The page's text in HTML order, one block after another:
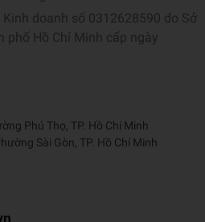
doanh số 0312628590 do Sở
phố Hồ Chí Minh cấp ngày
Phú Thọ, TP. Hồ Chí Minh
Sài Gòn, TP. Hồ Chí Minh